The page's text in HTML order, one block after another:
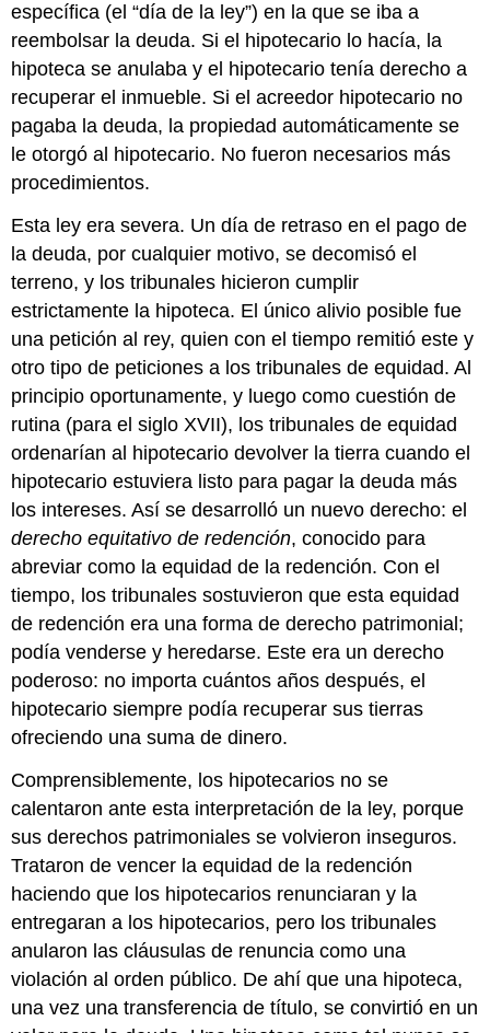
específica (el “día de la ley”) en la que se iba a
reembolsar la deuda. Si el hipotecario lo hacía, la
hipoteca se anulaba y el hipotecario tenía derecho a
recuperar el inmueble. Si el acreedor hipotecario no
pagaba la deuda, la propiedad automáticamente se
le otorgó al hipotecario. No fueron necesarios más
procedimientos.
Esta ley era severa. Un día de retraso en el pago de
la deuda, por cualquier motivo, se decomisó el
terreno, y los tribunales hicieron cumplir
estrictamente la hipoteca. El único alivio posible fue
una petición al rey, quien con el tiempo remitió este y
otro tipo de peticiones a los tribunales de equidad. Al
principio oportunamente, y luego como cuestión de
rutina (para el siglo XVII), los tribunales de equidad
ordenarían al hipotecario devolver la tierra cuando el
hipotecario estuviera listo para pagar la deuda más
los intereses. Así se desarrolló un nuevo derecho: el
derecho equitativo de redención, conocido para
abreviar como la equidad de la redención. Con el
tiempo, los tribunales sostuvieron que esta equidad
de redención era una forma de derecho patrimonial;
podía venderse y heredarse. Este era un derecho
poderoso: no importa cuántos años después, el
hipotecario siempre podía recuperar sus tierras
ofreciendo una suma de dinero.
Comprensiblemente, los hipotecarios no se
calentaron ante esta interpretación de la ley, porque
sus derechos patrimoniales se volvieron inseguros.
Trataron de vencer la equidad de la redención
haciendo que los hipotecarios renunciaran y la
entregaran a los hipotecarios, pero los tribunales
anularon las cláusulas de renuncia como una
violación al orden público. De ahí que una hipoteca,
una vez una transferencia de título, se convirtió en un